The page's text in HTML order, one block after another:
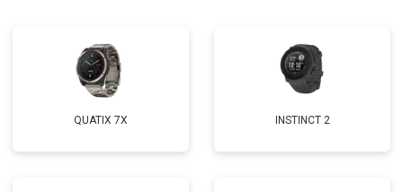
QUATIX 7X INSTINCT 2